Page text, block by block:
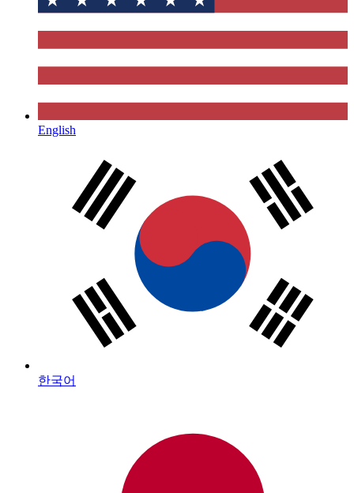
English
한국어